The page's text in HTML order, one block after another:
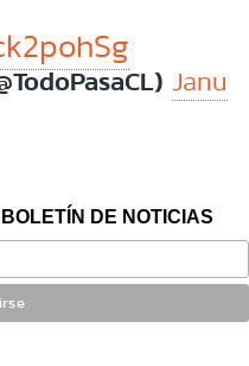
Janu
DE NOTICIAS